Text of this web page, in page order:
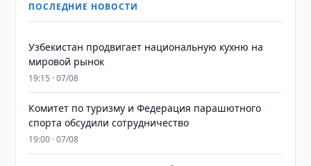
ПОСЛЕДНИЕ НОВОСТИ
Узбекистан продвигает национальную кухню на
мировой рынок
19:15 · 07/08
Комитет по туризму и Федерация парашютного
спорта обсудили сотрудничество
19:00 · 07/08